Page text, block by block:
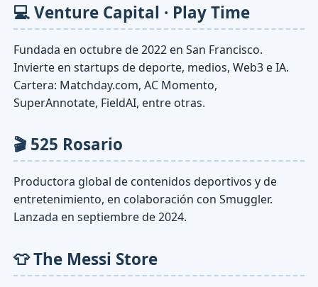
💻 Venture Capital · Play Time
Fundada en octubre de 2022 en San Francisco.
Invierte en startups de deporte, medios, Web3 e IA.
Cartera: Matchday.com, AC Momento,
SuperAnnotate, FieldAI, entre otras.
🎬 525 Rosario
Productora global de contenidos deportivos y de
entretenimiento, en colaboración con Smuggler.
Lanzada en septiembre de 2024.
👕 The Messi Store